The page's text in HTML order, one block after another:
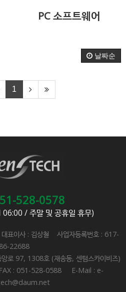
PC 소프트웨어
날짜순
1
528-0578
/ 주말 및 공휴일 휴무)
표이사 : 김상철 사업자등록번호 : 617-
86-22688
로 97, 1308호 (재송동, 센텀스카이비즈)
: 051-528-0588 E-Mail : e-